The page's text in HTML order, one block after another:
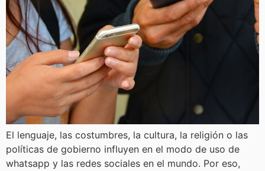
El lenguaje, las costumbres, la cultura, la religión o las
políticas de gobierno influyen en el modo de uso de
whatsapp y las redes sociales en el mundo. Por eso,